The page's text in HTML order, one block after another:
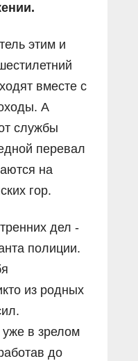
этим и
вместе с
А
службы
перевал
на
гор.
дел -
полиции.
из родных
в зрелом
до